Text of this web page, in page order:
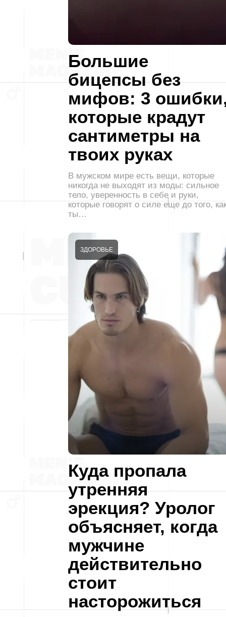
Большие
бицепсы без
мифов: 3
которые крадут
сантиметры на
твоих руках
В мужском мире есть вещи, которые
никогда не выходят из моды: сильное
тело, уверенность в себе и руки,
которые говорят о силе еще до того,
ты…
Куда пропала
утренняя
эрекция? Уролог
объясняет, когда
мужчине
действительно
стоит
насторожиться
ЗДОРОВЬЕ